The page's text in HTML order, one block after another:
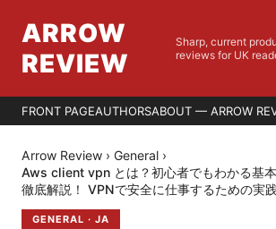
ARROW
REVIEW
Sharp, current
reviews for UK
FRONT PAGEAUTHORSABOUT — ARROW
Arrow Review › General ›
Aws client vpn とは？初心者でもわかる基
徹底解説！ VPNで安全に仕事するための実
GENERAL · JA